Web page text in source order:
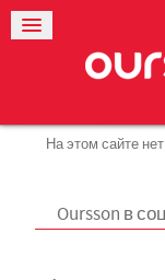
На этом сайте
Oursson в